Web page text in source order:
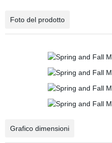
Foto del prodotto
Grafico dimensioni